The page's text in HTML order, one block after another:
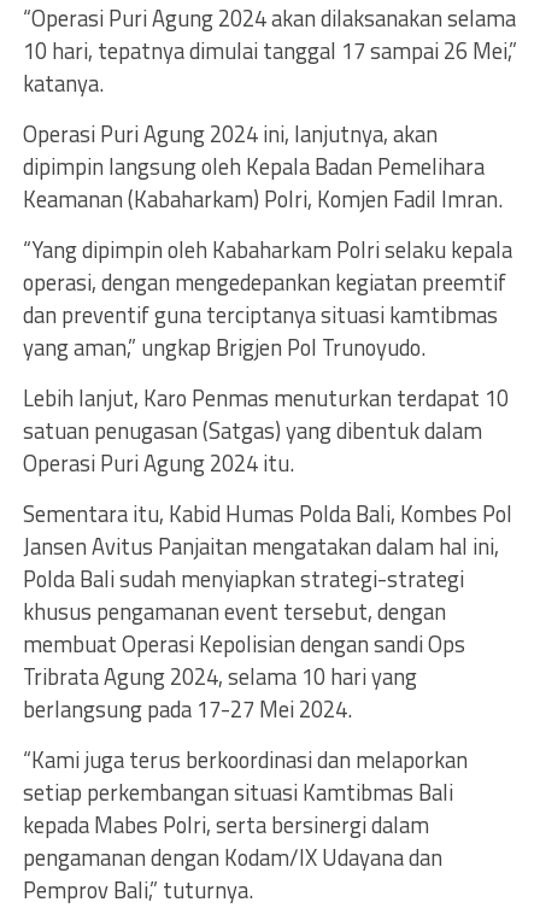
“Operasi Puri Agung 2024 akan dilaksanakan selama
10 hari, tepatnya dimulai tanggal 17 sampai 26 Mei,”
katanya.
Operasi Puri Agung 2024 ini, lanjutnya, akan
dipimpin langsung oleh Kepala Badan Pemelihara
Keamanan (Kabaharkam) Polri, Komjen Fadil Imran.
“Yang dipimpin oleh Kabaharkam Polri selaku kepala
operasi, dengan mengedepankan kegiatan preemtif
dan preventif guna terciptanya situasi kamtibmas
yang aman,” ungkap Brigjen Pol Trunoyudo.
Lebih lanjut, Karo Penmas menuturkan terdapat 10
satuan penugasan (Satgas) yang dibentuk dalam
Operasi Puri Agung 2024 itu.
Sementara itu, Kabid Humas Polda Bali, Kombes Pol
Jansen Avitus Panjaitan mengatakan dalam hal ini,
Polda Bali sudah menyiapkan strategi-strategi
khusus pengamanan event tersebut, dengan
membuat Operasi Kepolisian dengan sandi Ops
Tribrata Agung 2024, selama 10 hari yang
berlangsung pada 17-27 Mei 2024.
“Kami juga terus berkoordinasi dan melaporkan
setiap perkembangan situasi Kamtibmas Bali
kepada Mabes Polri, serta bersinergi dalam
pengamanan dengan Kodam/IX Udayana dan
Pemprov Bali,” tuturnya.